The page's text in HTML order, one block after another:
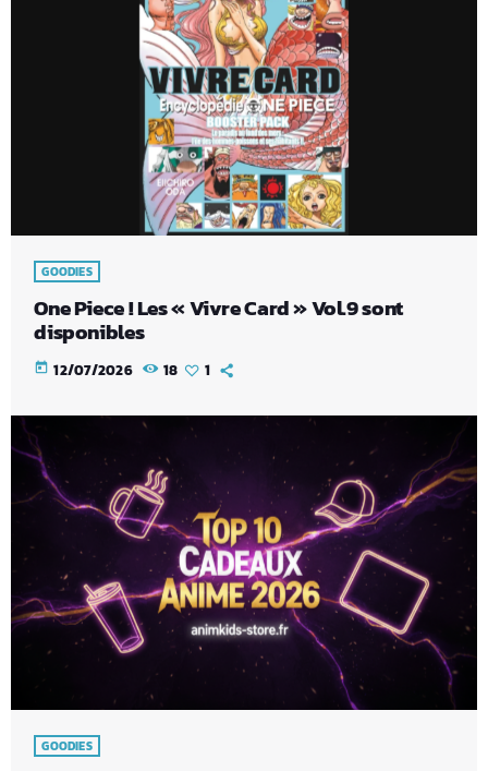
GOODIES
One Piece ! Les « Vivre Card » Vol.9 sont
disponibles
today 12/07/2026 18 1
GOODIES